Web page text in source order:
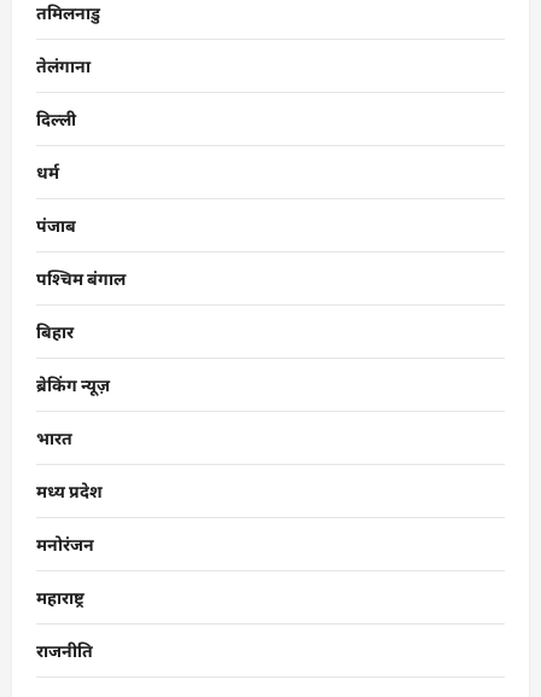
तमिलनाडु
तेलंगाना
दिल्ली
धर्म
पंजाब
पश्चिम बंगाल
बिहार
ब्रेकिंग न्यूज़
भारत
मध्य प्रदेश
मनोरंजन
महाराष्ट्र
राजनीति